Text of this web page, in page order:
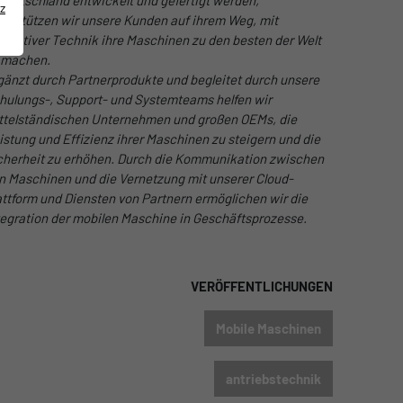
wir unsere Kunden auf ihrem Weg, mit
Technik ihre Maschinen zu den besten der Welt
durch Partnerprodukte und begleitet durch unsere
, Support- und Systemteams helfen wir
Unternehmen und großen OEMs, die
und Effizienz ihrer Maschinen zu steigern und die
zu erhöhen. Durch die Kommunikation zwischen
Maschinen und die Vernetzung mit unserer Cloud-
und Diensten von Partnern ermöglichen wir die
der mobilen Maschine in Geschäftsprozesse.
VERÖFFENTLICHUNGEN
Mobile Maschinen
antriebstechnik